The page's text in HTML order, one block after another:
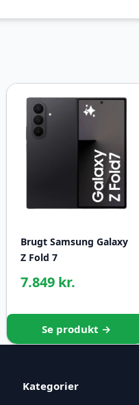
Brugt Samsung Galaxy
Z Fold 7
7.849 kr.
Se produkt →
Kategorier